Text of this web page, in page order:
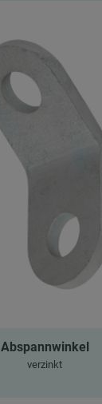
Abspannwinkel
verzinkt